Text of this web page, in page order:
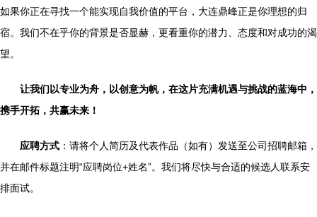
如果你正在寻找一个能实现自我价值的平台，大连鼎峰正是你理想的归
宿。我们不在乎你的背景是否显赫，更看重你的潜力、态度和对成功的渴
望。
让我们以专业为舟，以创意为帆，在这片充满机遇与挑战的蓝海中，
携手开拓，共赢未来！
应聘方式 ：请将个人简历及代表作品（如有）发送至公司招聘邮箱，
并在邮件标题注明“应聘岗位+姓名”。我们将尽快与合适的候选人联系安
排面试。